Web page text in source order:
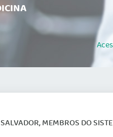
MEMBROS DO